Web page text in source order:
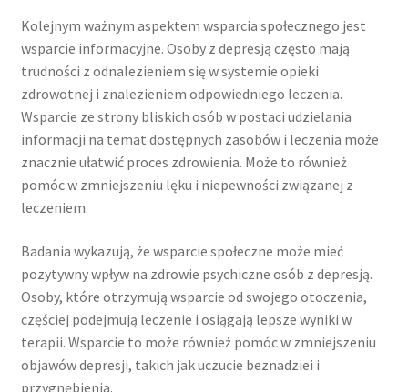
Kolejnym ważnym aspektem wsparcia społecznego jest
wsparcie informacyjne. Osoby z depresją często mają
trudności z odnalezieniem się w systemie opieki
zdrowotnej i znalezieniem odpowiedniego leczenia.
Wsparcie ze strony bliskich osób w postaci udzielania
informacji na temat dostępnych zasobów i leczenia może
znacznie ułatwić proces zdrowienia. Może to również
pomóc w zmniejszeniu lęku i niepewności związanej z
leczeniem.
Badania wykazują, że wsparcie społeczne może mieć
pozytywny wpływ na zdrowie psychiczne osób z depresją.
Osoby, które otrzymują wsparcie od swojego otoczenia,
częściej podejmują leczenie i osiągają lepsze wyniki w
terapii. Wsparcie to może również pomóc w zmniejszeniu
objawów depresji, takich jak uczucie beznadziei i
przygnębienia.